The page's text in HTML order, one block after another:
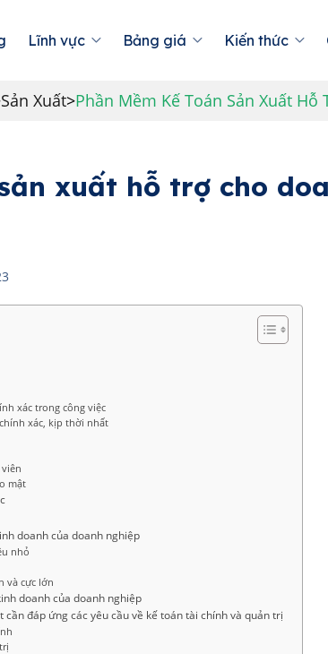
Lĩnh vực Bảng giá Kiến thức
Sản Xuất>Phần Mềm Kế Toán Sản Xuất
xuất hỗ trợ cho
xác trong công việc
xác, kịp thời nhất
mật
doanh của doanh nghiệp
nhỏ
và cực lớn
doanh của doanh nghiệp
đáp ứng các yêu cầu về kế toán tài chính và quản trị